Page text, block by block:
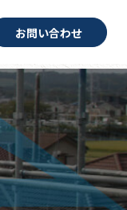
お問い合わせ